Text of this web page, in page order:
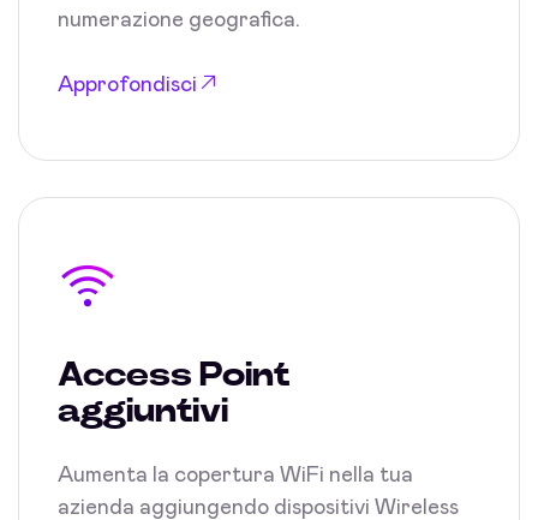
numerazione geografica.
Approfondisci
Access Point
aggiuntivi
Aumenta la copertura WiFi nella tua
azienda aggiungendo dispositivi Wireless